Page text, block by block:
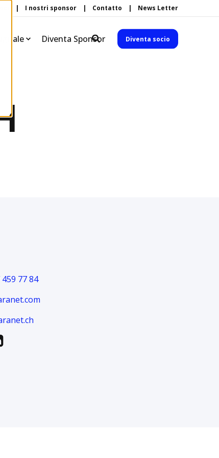
I nostri sponsor Contatto News Letter
Diventa Sponsor Diventa socio
77 84